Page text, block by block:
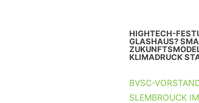
HIGHTECH-
GLASHAUS?
KLIMADRUCK
BVSC-
SLEMBROUCK